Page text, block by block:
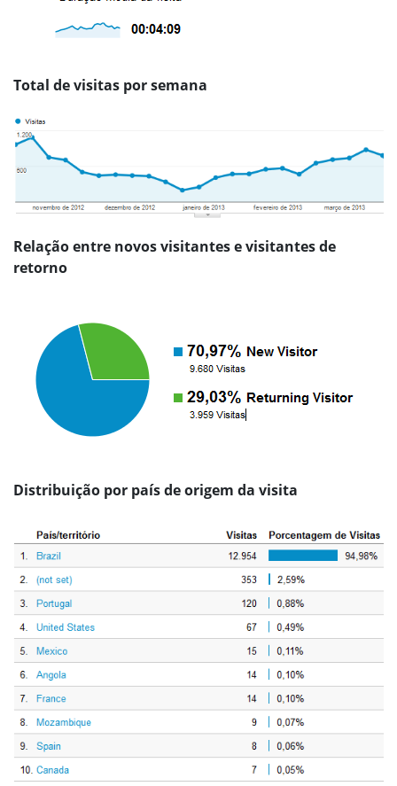
Total de visitas por semana
Relação entre novos visitantes e visitantes de
retorno
Distribuição por país de origem da visita